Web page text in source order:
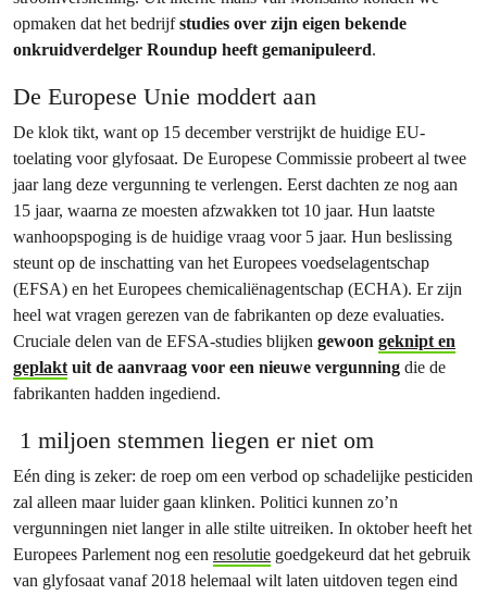
opmaken dat het bedrijfstudies over zijn eigen bekende
onkruidverdelger Roundup heeft gemanipuleerd.
De Europese Unie moddert aan
De klok tikt, want op 15 december verstrijkt de huidige EU-
toelating voor glyfosaat. De Europese Commissie probeert al twee
jaar lang deze vergunning te verlengen. Eerst dachten ze nog aan
15 jaar, waarna ze moesten afzwakken tot 10 jaar. Hun laatste
wanhoopspoging is de huidige vraag voor 5 jaar. Hun beslissing
steunt op de inschatting van het Europees voedselagentschap
(EFSA) en het Europees chemicaliënagentschap (ECHA). Er zijn
heel wat vragen gerezen van de fabrikanten op deze evaluaties.
Cruciale delen van de EFSA-studies blijken gewoon geknipt en
geplaktuit de aanvraag voor een nieuwe vergunning die de
fabrikanten hadden ingediend.
1 miljoen stemmen liegen er niet om
Eén ding is zeker: de roep om een verbod op schadelijke pesticiden
zal alleen maar luider gaan klinken. Politici kunnen zo’n
vergunningen niet langer in alle stilte uitreiken. In oktober heeft het
Europees Parlement nog een resolutie goedgekeurd dat het gebruik
van glyfosaat vanaf 2018 helemaal wilt laten uitdoven tegen eind